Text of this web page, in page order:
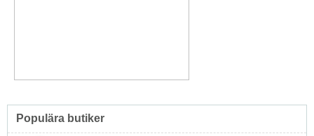
Populära butiker